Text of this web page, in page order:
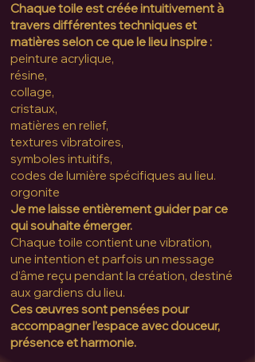
Chaque toile est créée intuitivement à
travers différentes techniques et
matières selon ce que le lieu inspire :
peinture acrylique,
résine,
collage,
cristaux,
matières en relief,
textures vibratoires,
symboles intuitifs,
codes de lumière spécifiques au lieu.
orgonite
Je me laisse entièrement guider par ce
qui souhaite émerger.
Chaque toile contient une vibration,
une intention et parfois un message
d’âme reçu pendant la création, destiné
aux gardiens du lieu.
Ces œuvres sont pensées pour
accompagner l’espace avec douceur,
présence et harmonie.